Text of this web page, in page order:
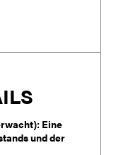
Eine
und der